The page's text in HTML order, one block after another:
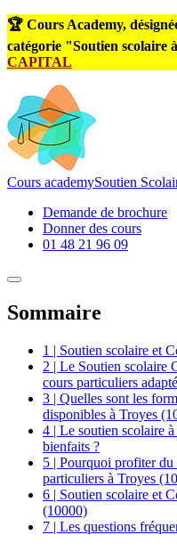
🏆 Cours Academy,
catégorie "Soutien scolaire
CAPITAL
Cours academySoutien
Demande de brochure
Donner des cours
01 48 21 96 09
Sommaire
1 | Soutien scolaire et
2 | Le Soutien scolaire
cours particuliers
3 | Quelles sont les
disponibles à Troyes
4 | Le soutien scolaire
bienfaits ?
5 | Pourquoi profiter du
particuliers à Troyes
6 | Soutien scolaire et
(10000)
7 | Les questions